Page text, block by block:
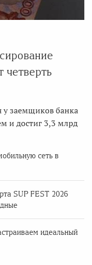
четверть
заемщиков банка
и достиг 3,3 млрд
сеть в
SUP FEST 2026
идеальный